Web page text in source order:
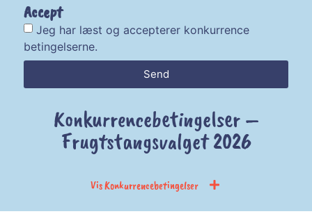
Accept
Jeg har læst og accepterer konkurrence
betingelserne.
Send
Konkurrencebetingelser –
Frugtstangsvalget 2026
Vis Konkurrencebetingelser